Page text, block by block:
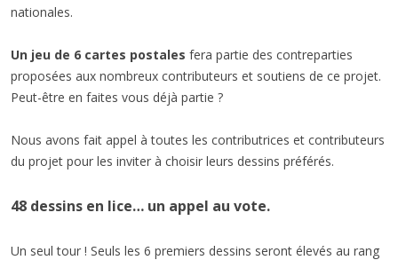
nationales.
Un jeu de 6 cartes postales fera partie des contreparties
proposées aux nombreux contributeurs et soutiens de ce projet.
Peut-être en faites vous déjà partie ?
Nous avons fait appel à toutes les contributrices et contributeurs
du projet pour les inviter à choisir leurs dessins préférés.
48 dessins en lice… un appel au vote.
Un seul tour ! Seuls les 6 premiers dessins seront élevés au rang